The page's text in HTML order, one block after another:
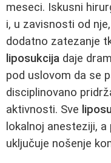
meseci. Iskusni
i, u zavisnosti od
dodatno zatezanje
liposukcija daje
pod uslovom da se
disciplinovano
aktivnosti. Sve
lokalnoj anesteziji,
uključuje nošenje